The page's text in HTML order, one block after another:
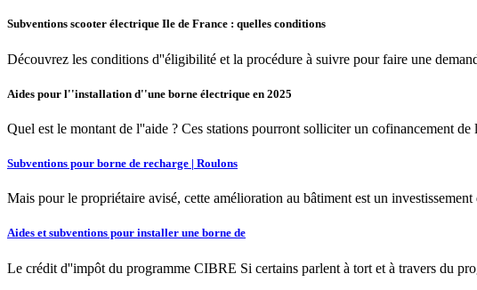
Subventions scooter électrique Ile de France : quelles conditions
Découvrez les conditions d''éligibilité et la procédure à suivre pour faire une
Aides pour l''installation d''une borne électrique en 2025
Quel est le montant de l''aide ? Ces stations pourront solliciter un cofinancement
Subventions pour borne de recharge | Roulons
Mais pour le propriétaire avisé, cette amélioration au bâtiment est un
Aides et subventions pour installer une borne de
Le crédit d''impôt du programme CIBRE Si certains parlent à tort et à travers du